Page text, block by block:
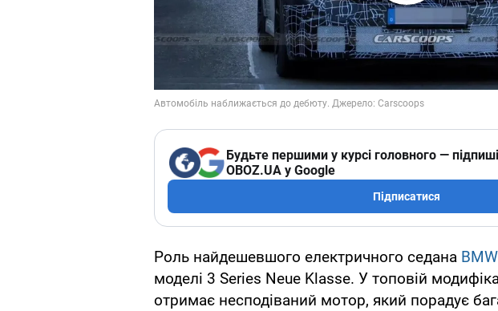
Будьте першими у курсі головного —
OBOZ.UA у Google
Підписатися
Роль найдешевшого електричного седана BMW
моделі 3 Series Neue Klasse. У топовій
отримає несподіваний мотор, який порадує